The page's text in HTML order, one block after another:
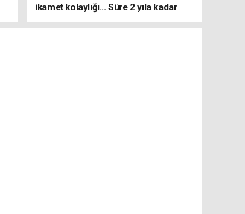
ikamet kolaylığı... Süre 2 yıla kadar
uzatılabilecek